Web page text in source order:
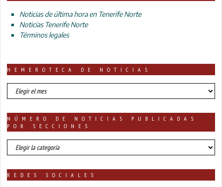
Noticias de última hora en Tenerife Norte
Noticias Tenerife Norte
Términos legales
HEMEROTECA DE NOTICIAS
HEMEROTECA
DE
NÚMERO DE NOTICIAS PUBLICADAS
POR SECCIONES
número
de
publicadas
REDES SOCIALES